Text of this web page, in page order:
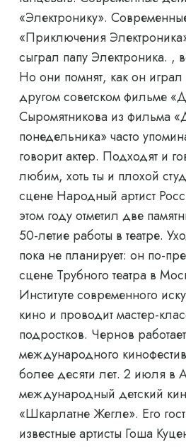
«Электронику».
«Приключения
сыграл папу Электроника. ,
Но они помнят, как он
другом советском фильме
Сыромятникова из фильма
понедельника» часто
говорит актер. Подходят и
любим, хоть ты и плохой
сцене Народный артист
этом году отметил две
50-летие работы в театре.
пока не планирует: он по-
сцене Трубного театра в
Институте современного
кино и проводит мастер-
подростков. Чернов
международного
более десяти лет. 2 июля в
международный детский
«Шкарлатне Жегле». Его
известные артисты Гоша